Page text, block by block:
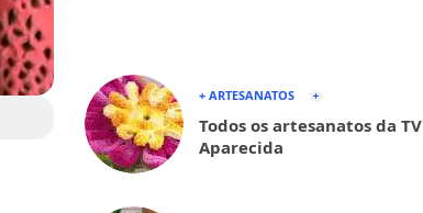
+ ARTESANATOS
Todos os artesanatos da TV
Aparecida